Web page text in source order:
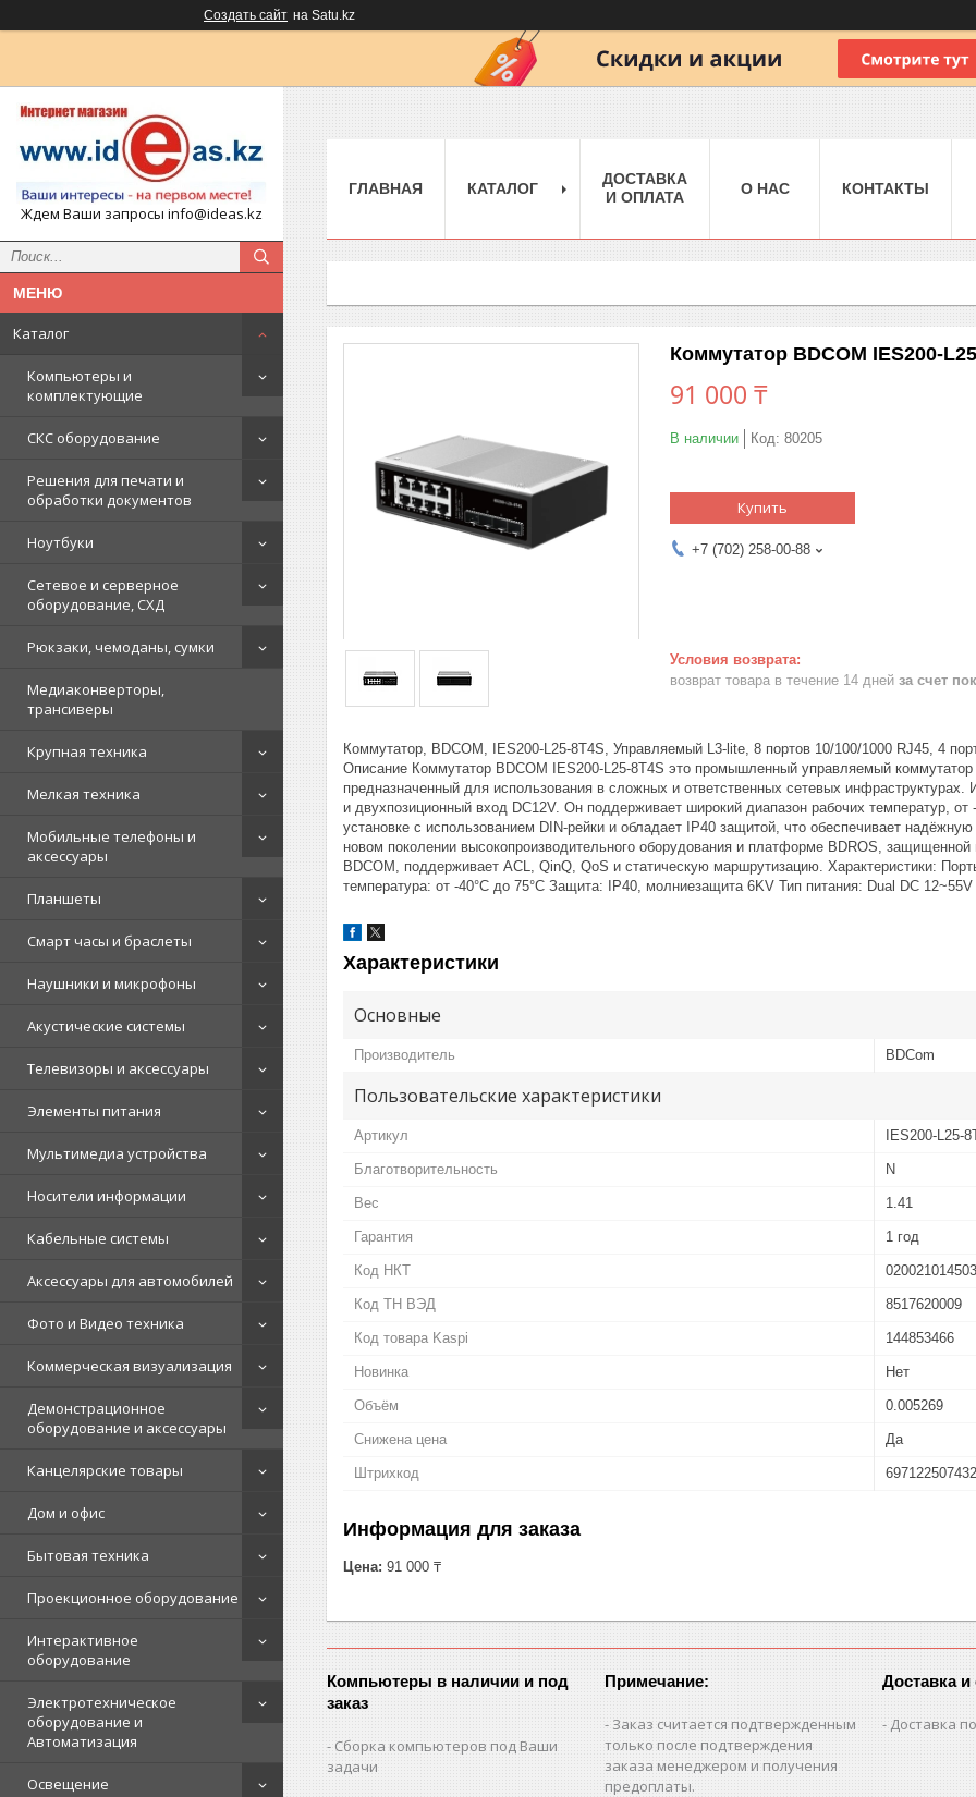
Создать сайт на Satu.kz
Ждем Ваши запросы info@ideas.kz
Каталог
Компьютеры и
комплектующие
СКС оборудование
Решения для печати и
обработки документов
Ноутбуки
Сетевое и серверное
оборудование, СХД
Рюкзаки, чемоданы, сумки
Медиаконверторы,
трансиверы
Крупная техника
Мелкая техника
Мобильные телефоны и
аксессуары
Планшеты
Смарт часы и браслеты
Наушники и микрофоны
Акустические системы
Телевизоры и аксессуары
Элементы питания
Мультимедиа устройства
Носители информации
Кабельные системы
Аксессуары для автомобилей
Фото и Видео техника
Коммерческая визуализация
Демонстрационное
оборудование и аксессуары
Канцелярские товары
Дом и офис
Бытовая техника
Проекционное оборудование
Интерактивное
оборудование
Электротехническое
оборудование и
Автоматизация
Освещение
ГЛАВНАЯ КАТАЛОГ
ДОСТАВКА
И ОПЛАТА
О НАС КОНТАКТЫ
Коммутатор BDCOM IES200-
91 000 ₸
В наличии Код: 80205
Купить
+7 (702) 258-00-88
возврат товара в течение 14 дней за счет
Коммутатор, BDCOM, IES200-L25-8T4S, Управляемый L3-lite, 8 портов 10/100/1000 RJ45, 4
Описание Коммутатор BDCOM IES200-L25-8T4S это промышленный управляемый
предназначенный для использования в сложных и ответственных сетевых
и двухпозиционный вход DC12V. Он поддерживает широкий диапазон рабочих температур,
установке с использованием DIN-рейки и обладает IP40 защитой, что обеспечивает
новом поколении высокопроизводительного оборудования и платформе BDROS,
BDCOM, поддерживает ACL, QinQ, QoS и статическую маршрутизацию. Характеристики:
температура: от -40°C до 75°C Защита: IP40, молниезащита 6KV Тип питания: Dual DC
Характеристики
Основные
Производитель BDCom
Пользовательские характеристики
Артикул IES200-L25-
Благотворительность N
Вес 1.41
Гарантия 1 год
Код НКТ
Код ТН ВЭД 8517620009
Код товара Kaspi 144853466
Новинка Нет
Объём 0.005269
Снижена цена Да
Штрихкод
Информация для заказа
Цена: 91 000 ₸
Компьютеры в наличии и под
заказ
Сборка компьютеров под Ваши
задачи
Примечание:
Заказ считается подтвержденным
только после подтверждения
заказа менеджером и получения
предоплаты.
Доставка и
Доставка